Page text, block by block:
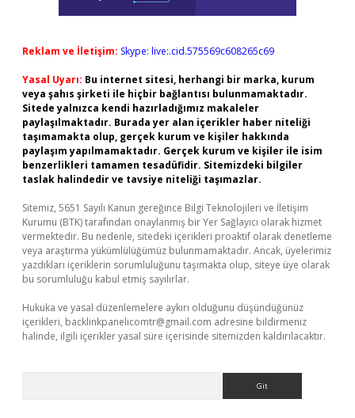
Reklam ve İletişim: Skype: live:.cid.575569c608265c69
Yasal Uyarı: Bu internet sitesi, herhangi bir marka, kurum
veya şahıs şirketi ile hiçbir bağlantısı bulunmamaktadır.
Sitede yalnızca kendi hazırladığımız makaleler
paylaşılmaktadır. Burada yer alan içerikler haber niteliği
taşımamakta olup, gerçek kurum ve kişiler hakkında
paylaşım yapılmamaktadır. Gerçek kurum ve kişiler ile isim
benzerlikleri tamamen tesadüfidir. Sitemizdeki bilgiler
taslak halindedir ve tavsiye niteliği taşımazlar.
Sitemiz, 5651 Sayılı Kanun gereğince Bilgi Teknolojileri ve İletişim
Kurumu (BTK) tarafından onaylanmış bir Yer Sağlayıcı olarak hizmet
vermektedir. Bu nedenle, sitedeki içerikleri proaktif olarak denetleme
veya araştırma yükümlülüğümüz bulunmamaktadır. Ancak, üyelerimiz
yazdıkları içeriklerin sorumluluğunu taşımakta olup, siteye üye olarak
bu sorumluluğu kabul etmiş sayılırlar.
Hukuka ve yasal düzenlemelere aykırı olduğunu düşündüğünüz
içerikleri, backlinkpanelicomtr@gmail.com adresine bildirmeniz
halinde, ilgili içerikler yasal süre içerisinde sitemizden kaldırılacaktır.